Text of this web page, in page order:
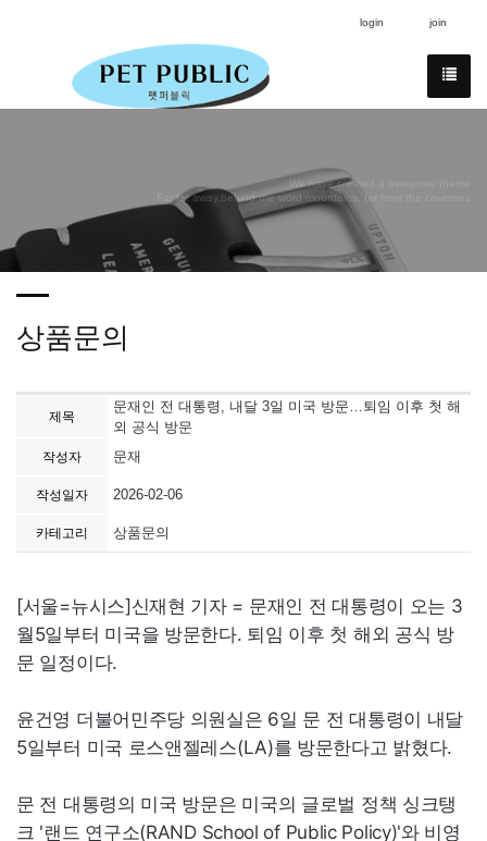
login join
We have created a awesome theme
Far far away,behind the word mountains, far from the countries
상품문의
제목
문재인 전 대통령, 내달 3일 미국 방문…퇴임 이후 첫 해
외 공식 방문
작성자 문재
작성일자 2026-02-06
카테고리 상품문의
[서울=뉴시스]신재현 기자 = 문재인 전 대통령이 오는 3
월5일부터 미국을 방문한다. 퇴임 이후 첫 해외 공식 방
문 일정이다.
윤건영 더불어민주당 의원실은 6일 문 전 대통령이 내달
5일부터 미국 로스앤젤레스(LA)를 방문한다고 밝혔다.
문 전 대통령의 미국 방문은 미국의 글로벌 정책 싱크탱
크 '랜드 연구소(RAND School of Public Policy)'와 비영